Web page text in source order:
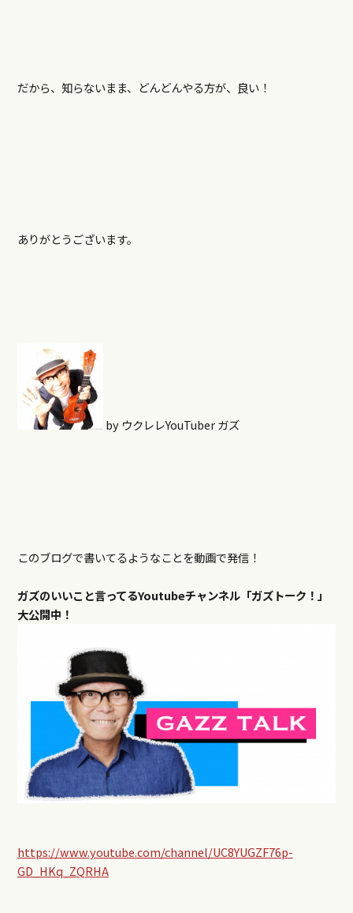
だから、知らないまま、どんどんやる方が、良い！
ありがとうございます。
by ウクレレYouTuber ガズ
このブログで書いてるようなことを動画で発信！
ガズのいいこと言ってるYoutubeチャンネル「ガズトーク！」
大公開中！
https://www.youtube.com/channel/UC8YUGZF76p-
GD_HKq_ZQRHA